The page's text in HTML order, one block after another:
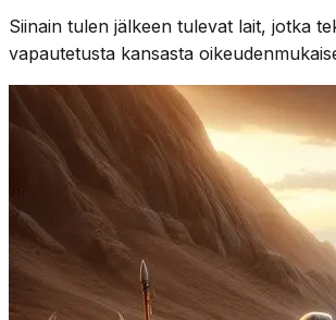
Siinain tulen jälkeen tulevat lait, jotka
vapautetusta kansasta